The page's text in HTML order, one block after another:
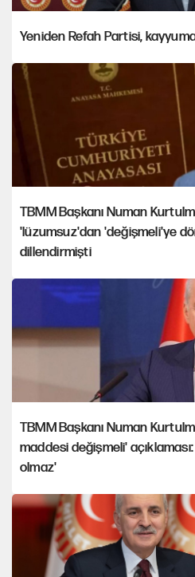
Yeniden Refah Partisi,
TBMM Başkanı Numan
'lüzumsuz'dan 'değişmeli'ye
dillendirmişti
TBMM Başkanı Numan
maddesi değişmeli'
olmaz'